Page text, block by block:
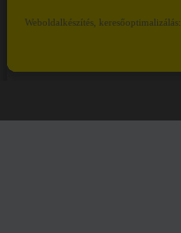
Weboldalkészítés, keresőoptimalizálás: